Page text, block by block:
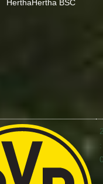
HerthaHertha BSC
: